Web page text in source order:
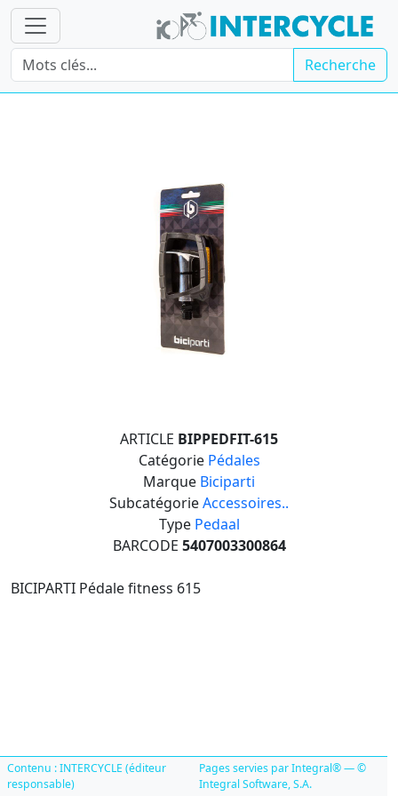
Recherche
ARTICLE BIPPEDFIT-615
Catégorie Pédales
Marque Biciparti
SubcatégorieAccessoires..
Type Pedaal
BARCODE 5407003300864
BICIPARTI Pédale fitness 615
Contenu : INTERCYCLE (éditeur
responsable)
Pages servies par Integral® — ©
Integral Software, S.A.